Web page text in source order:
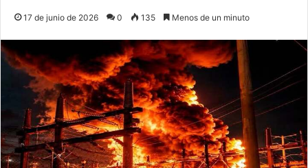
17 de junio de 2026 0 135 Menos de un minuto